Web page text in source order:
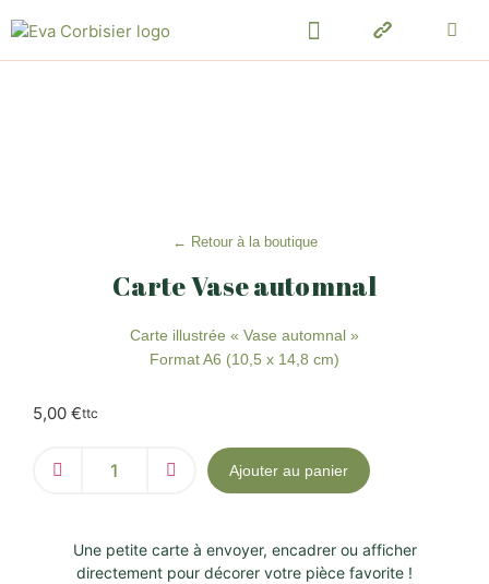
← Retour à la boutique
Carte Vase automnal
Carte illustrée « Vase automnal »
Format A6 (10,5 x 14,8 cm)
5,00 €ttc
Ajouter au panier
Une petite carte à envoyer, encadrer ou afficher
directement pour décorer votre pièce favorite !